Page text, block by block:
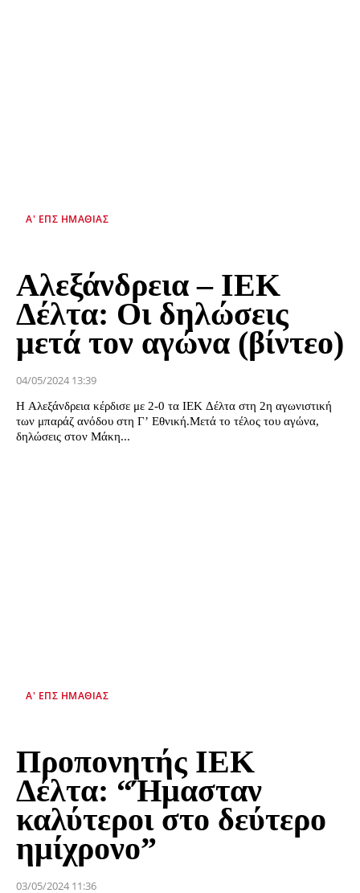
Α' ΕΠΣ ΗΜΑΘΊΑΣ
Αλεξάνδρεια – ΙΕΚ
Δέλτα: Οι δηλώσεις
μετά τον αγώνα (βίντεο)
04/05/2024 13:39
Η Αλεξάνδρεια κέρδισε με 2-0 τα ΙΕΚ Δέλτα στη 2η αγωνιστική
των μπαράζ ανόδου στη Γ’ Εθνική.Μετά το τέλος του αγώνα,
δηλώσεις στον Μάκη...
Α' ΕΠΣ ΗΜΑΘΊΑΣ
Προπονητής ΙΕΚ
Δέλτα: “Ήμασταν
καλύτεροι στο δεύτερο
ημίχρονο”
03/05/2024 11:36